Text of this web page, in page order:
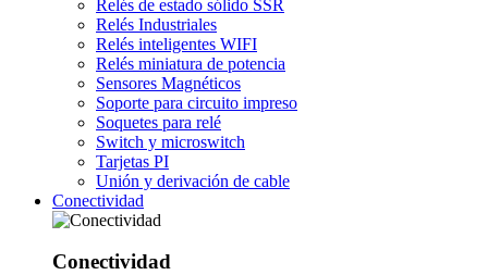
Relés de estado sólido SSR
Relés Industriales
Relés inteligentes WIFI
Relés miniatura de potencia
Sensores Magnéticos
Soporte para circuito impreso
Soquetes para relé
Switch y microswitch
Tarjetas PI
Unión y derivación de cable
Conectividad
Conectividad